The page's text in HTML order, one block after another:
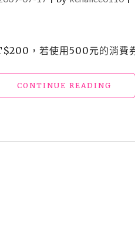
，若使用500元的消費
CONTINUE READING
日